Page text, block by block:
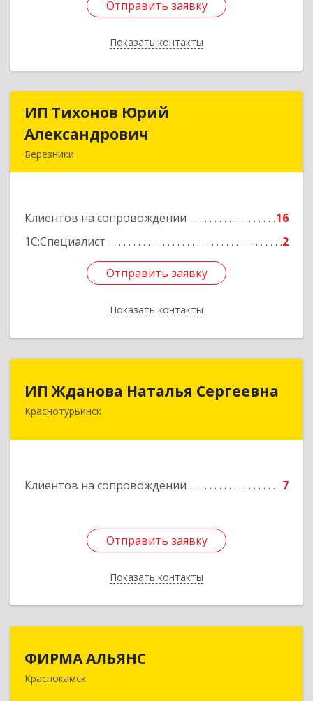
Отправить заявку
Показать контакты
Отправить заявку
Назад
ИП Тихонов Юрий
Александрович
Березники
Клиентов на сопровождении
16
1С:Специалист
2
Отправить заявку
Показать контакты
ИП Тихонов Юрий
Подробнее
Отправить заявку
Назад
ИП Жданова Наталья Сергеевна
Краснотурьинск
Клиентов на сопровождении 7
Отправить заявку
Показать контакты
Отправить заявку
Назад
ФИРМА АЛЬЯНС
Краснокамск